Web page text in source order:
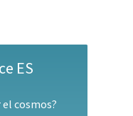
ES
cosmos?